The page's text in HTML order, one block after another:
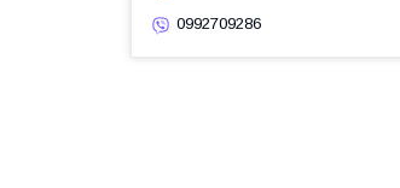
0992709286